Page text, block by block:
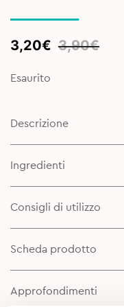
3,90€
Original
was:
3,20€
Current
is:
Esaurito
Descrizione
Ingredienti
Consigli di utilizzo
Scheda prodotto
Approfondimenti